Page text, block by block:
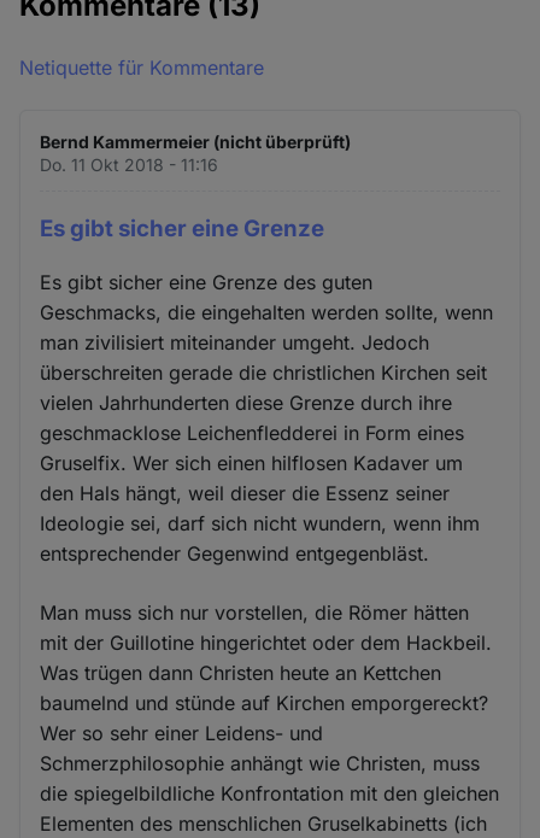
Netiquette für Kommentare
Bernd Kammermeier (nicht überprüft)
Do. 11 Okt 2018 - 11:16
Es gibt sicher eine Grenze
Es gibt sicher eine Grenze des guten
Geschmacks, die eingehalten werden sollte, wenn
man zivilisiert miteinander umgeht. Jedoch
überschreiten gerade die christlichen Kirchen seit
vielen Jahrhunderten diese Grenze durch ihre
geschmacklose Leichenfledderei in Form eines
Gruselfix. Wer sich einen hilflosen Kadaver um
den Hals hängt, weil dieser die Essenz seiner
Ideologie sei, darf sich nicht wundern, wenn ihm
entsprechender Gegenwind entgegenbläst.
Man muss sich nur vorstellen, die Römer hätten
mit der Guillotine hingerichtet oder dem Hackbeil.
Was trügen dann Christen heute an Kettchen
baumelnd und stünde auf Kirchen emporgereckt?
Wer so sehr einer Leidens- und
Schmerzphilosophie anhängt wie Christen, muss
die spiegelbildliche Konfrontation mit den gleichen
Elementen des menschlichen Gruselkabinetts (ich